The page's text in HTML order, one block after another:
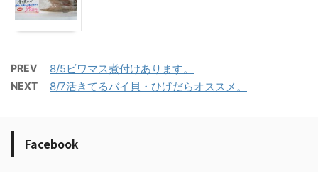
PREV 8/5ビワマス煮付けあります。
NEXT 8/7活きてるバイ貝・ひげだらオススメ。
Facebook